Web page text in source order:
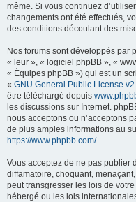
même. Si vous continuez
changements ont été effectués,
des conditions découlant des
Nos forums sont développés par
« leur », « logiciel phpBB », «
« Équipes phpBB ») qui est un
« GNU General Public License v2
être téléchargé depuis
les discussions sur Internet.
nous acceptons ou n’acceptons
de plus amples informations au
https://www.phpbb.com/.
Vous acceptez de ne pas publier
diffamatoire, choquant,
peut transgresser les lois de
hébergé ou les lois